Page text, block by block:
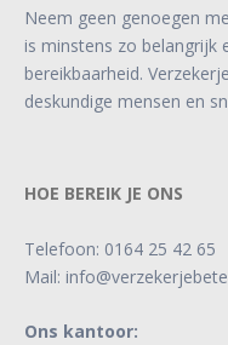
Neem geen genoegen
is minstens zo belangrijk
bereikbaarheid.
deskundige mensen en
HOE BEREIK JE ONS
Telefoon: 0164 25 42 65
Mail:
Ons kantoor: